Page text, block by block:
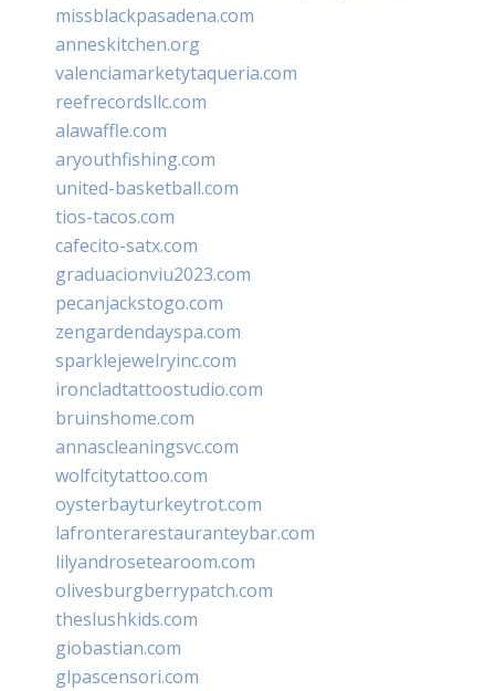
missblackpasadena.com
anneskitchen.org
valenciamarketytaqueria.com
reefrecordsllc.com
alawaffle.com
aryouthfishing.com
united-basketball.com
tios-tacos.com
cafecito-satx.com
graduacionviu2023.com
pecanjackstogo.com
zengardendayspa.com
sparklejewelryinc.com
ironcladtattoostudio.com
bruinshome.com
annascleaningsvc.com
wolfcitytattoo.com
oysterbayturkeytrot.com
lafronterarestauranteybar.com
lilyandrosetearoom.com
olivesburgberrypatch.com
theslushkids.com
giobastian.com
glpascensori.com